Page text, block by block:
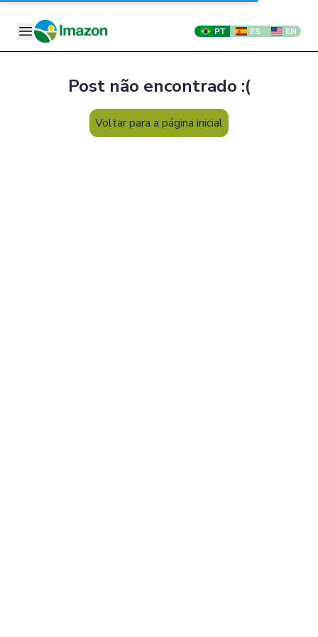
PT ES EN
Post não encontrado :(
Voltar para a página inicial